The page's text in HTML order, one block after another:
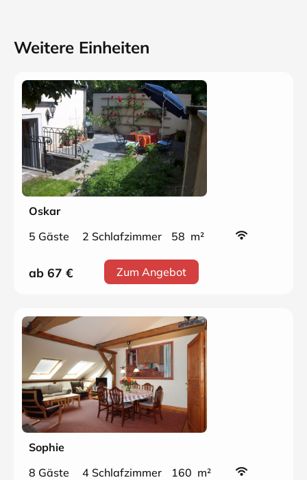
Weitere Einheiten
Oskar
5 Gäste
2 Schlafzimmer 58 m²
ab 67 € Zum Angebot
Sophie
8 Gäste
4 Schlafzimmer 160 m²